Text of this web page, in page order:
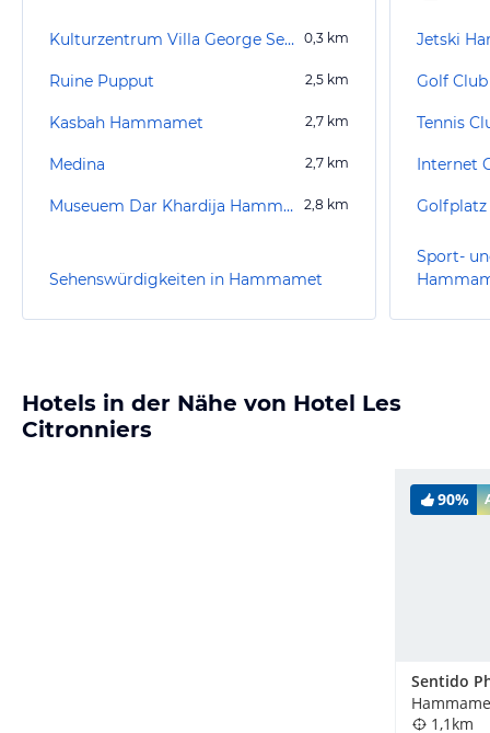
Kulturzentrum Villa George Sebastian 0,3 km
Ruine Pupput 2,5 km
Kasbah Hammamet 2,7 km
Medina 2,7 km
Museuem Dar Khardija Hammamet 2,8 km
Sehenswürdigkeiten in Hammamet
Jetski
Golf
Tennis
Internet
Sport-
Hotels in der Nähe von Hotel Les
Citronniers
90%
Sentido
1,1km